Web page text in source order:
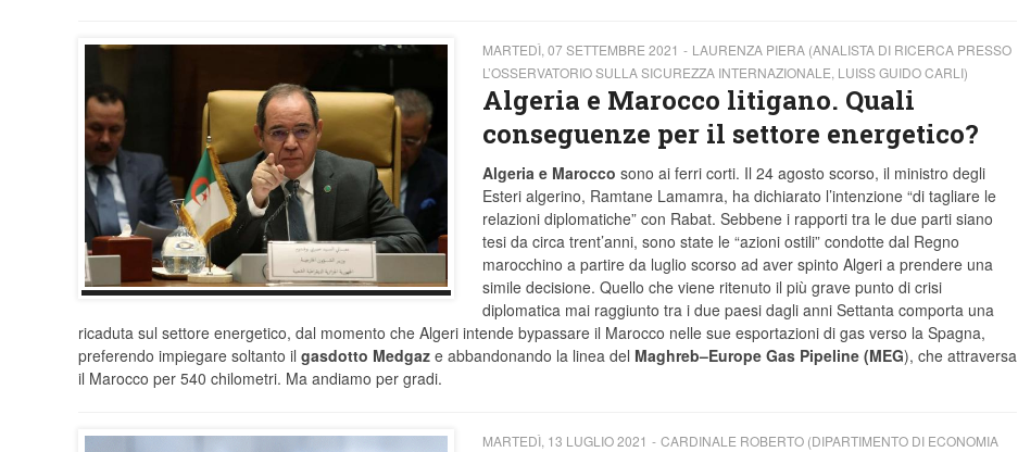
MARTEDÌ, 07 SETTEMBRE 2021
LAURENZA PIERA (ANALISTA DI RICERCA PRESSO
L’OSSERVATORIO SULLA SICUREZZA INTERNAZIONALE, LUISS GUIDO CARLI)
Algeria e Marocco litigano. Quali
conseguenze per il settore energetico?
Algeria e Marocco sono ai ferri corti. Il 24 agosto scorso, il ministro degli
Esteri algerino, Ramtane Lamamra, ha dichiarato l’intenzione “di tagliare le
relazioni diplomatiche” con Rabat. Sebbene i rapporti tra le due parti siano
tesi da circa trent’anni, sono state le “azioni ostili” condotte dal Regno
marocchino a partire da luglio scorso ad aver spinto Algeri a prendere una
simile decisione. Quello che viene ritenuto il più grave punto di crisi
diplomatica mai raggiunto tra i due paesi dagli anni Settanta comporta una
ricaduta sul settore energetico, dal momento che Algeri intende bypassare il Marocco nelle sue esportazioni di gas verso la Spagna,
preferendo impiegare soltanto il gasdotto Medgaz e abbandonando la linea del Maghreb–Europe Gas Pipeline (MEG), che attraversa
il Marocco per 540 chilometri. Ma andiamo per gradi.
MARTEDÌ, 13 LUGLIO 2021
CARDINALE ROBERTO (DIPARTIMENTO DI ECONOMIA